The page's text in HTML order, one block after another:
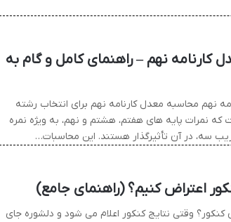
کارنامه نهم – راهنمای کامل و گام به
نهم محاسبه معدل کارنامه نهم برای انتخاب رشته
که نمرات پایه های هفتم، هشتم و نهم، به ویژه نمره
سه، در آن تأثیرگذار هستند. این محاسبات…
اعتراض کنیم؟ (راهنمای جامع)
کنکور؟ وقتی نتایج کنکور اعلام می شود و دلشوره جای